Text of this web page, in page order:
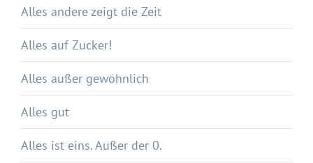
Alles andere zeigt die Zeit
Alles auf Zucker!
Alles außer gewöhnlich
Alles gut
Alles ist eins. Außer der 0.